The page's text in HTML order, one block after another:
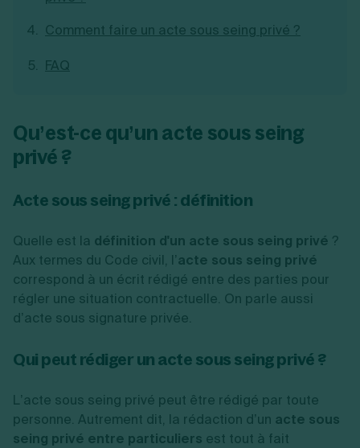
comptable LS Compta
Fermeture d’une entreprise
Comment faire un acte sous seing privé ?
FAQ
Qu’est-ce qu’un acte sous seing
privé ?
Acte sous seing privé : définition
Quelle est la définition d'un acte sous seing privé ?
Aux termes du Code civil, l’acte sous seing privé
correspond à un écrit rédigé entre des parties pour
régler une situation contractuelle. On parle aussi
d’acte sous signature privée.
Qui peut rédiger un acte sous seing privé ?
L’acte sous seing privé peut être rédigé par toute
personne. Autrement dit, la rédaction d’un acte sous
seing privé entre particuliers est tout à fait